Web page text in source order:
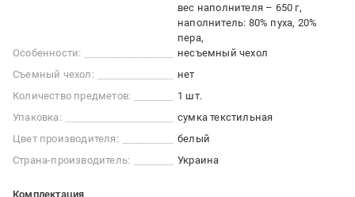
Особенности:
вес наполнителя – 650 г
наполнитель: 80% пуха, 20%
пера
несъемный чехол
Съемный чехол:
нет
Количество предметов:
1 шт.
Упаковка:
сумка текстильная
Цвет производителя:
белый
Страна-производитель:
Украина
Комплектация